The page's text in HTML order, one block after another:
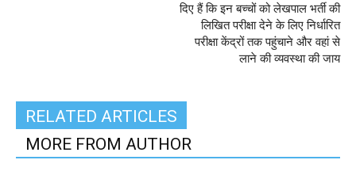
दिए हैं कि इन बच्चों को लेखपाल भर्ती की
लिखित परीक्षा देने के लिए निर्धारित
परीक्षा केंद्रों तक पहुंचाने और वहां से
लाने की व्यवस्था की जाय
RELATED ARTICLES
MORE FROM AUTHOR